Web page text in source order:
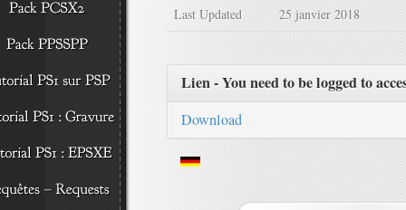
Last Updated
25 janvier 2018
Lien - You need to be logged to
Download